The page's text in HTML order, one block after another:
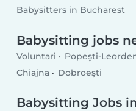
Babysitters in Bucharest
Babysitting jobs
Voluntari Popeşti-
Chiajna
Dobroeşti
Babysitting Jobs